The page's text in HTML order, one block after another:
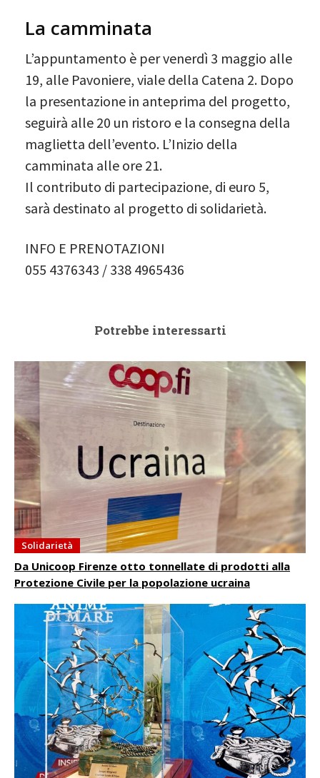
La camminata
L’appuntamento è per venerdì 3 maggio alle
19, alle Pavoniere, viale della Catena 2. Dopo
la presentazione in anteprima del progetto,
seguirà alle 20 un ristoro e la consegna della
maglietta dell’evento. L’Inizio della
camminata alle ore 21.
Il contributo di partecipazione, di euro 5,
sarà destinato al progetto di solidarietà.
INFO E PRENOTAZIONI
055 4376343 / 338 4965436
Potrebbe interessarti
Solidarietà
Da Unicoop Firenze otto tonnellate di prodotti alla
Protezione Civile per la popolazione ucraina